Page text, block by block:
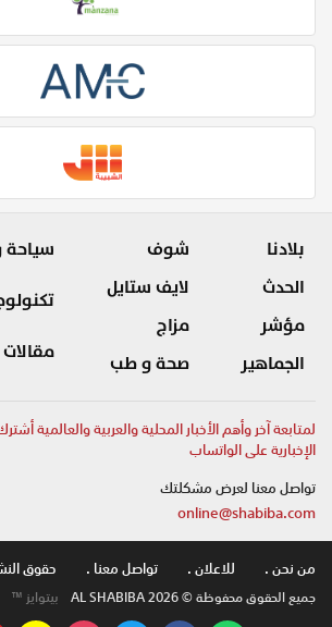
بلادنا
الحدث
مؤشر
الجماهير
شوف
لايف ستايل
مزاج
صحة و طب
لمتابعة آخر وأهم الأخبار المحلية والعربية والعالمية
الإخبارية على الواتساب
تواصل معنا لعرض مشكلتك
online@shabiba.com
من نحن .
للاعلان . تواصل معنا . حقوق
جميع الحقوق محفوظة © AL SHABIBA 2026 بيتوايز ™